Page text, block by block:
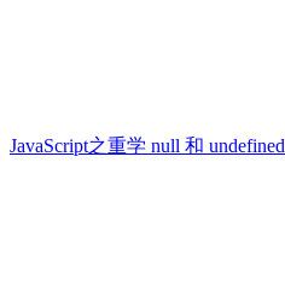
JavaScript之重学 null 和 undefined